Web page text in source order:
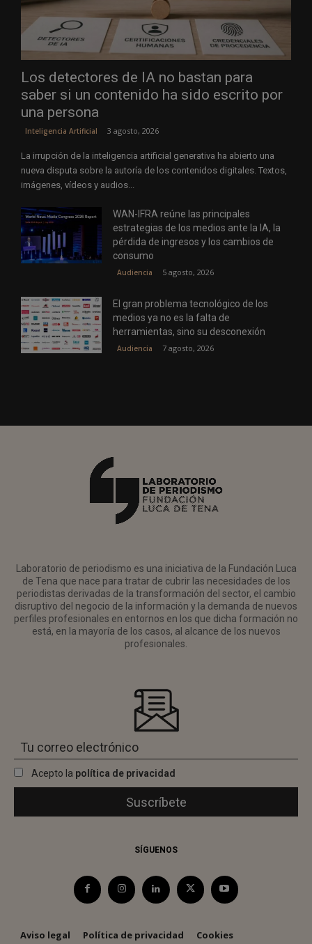
Los detectores de IA no bastan para
saber si un contenido ha sido escrito por
una persona
Inteligencia Artificial 3 agosto, 2026
La irrupción de la inteligencia artificial generativa ha abierto una
nueva disputa sobre la autoría de los contenidos digitales. Textos,
imágenes, vídeos y audios...
WAN-IFRA reúne las principales
estrategias de los medios ante la IA, la
pérdida de ingresos y los cambios de
consumo
Audiencia 5 agosto, 2026
El gran problema tecnológico de los
medios ya no es la falta de
herramientas, sino su desconexión
Audiencia 7 agosto, 2026
Laboratorio de periodismo es una iniciativa de la Fundación Luca
de Tena que nace para tratar de cubrir las necesidades de los
periodistas derivadas de la transformación del sector, el cambio
disruptivo del negocio de la información y la demanda de nuevos
perfiles profesionales en entornos en los que dicha formación no
está, en la mayoría de los casos, al alcance de los nuevos
profesionales.
Acepto la política de privacidad
SÍGUENOS
Aviso legal Política de privacidad Cookies